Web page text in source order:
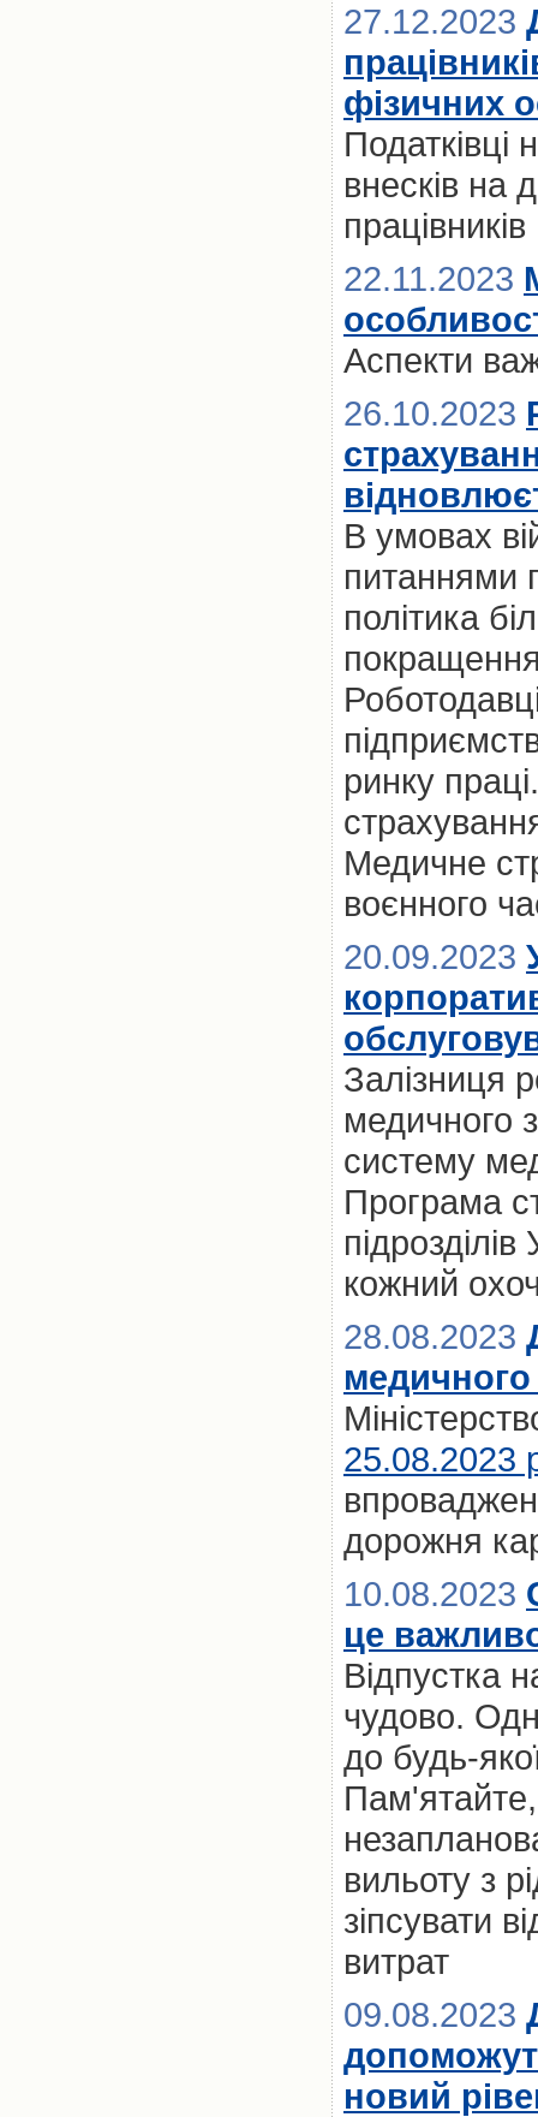
27.12.2023
фізичних
внесків на
працівників
22.11.2023
Аспекти
26.10.2023
В умовах
питаннями
політика
ринку
Медичне
воєнного
20.09.2023
Залізниця
медичного
систему
Програма
кожний
28.08.2023
25.08.2023
дорожня
10.08.2023
це
Відпустка
чудово.
до будь-
вильоту з
зіпсувати
витрат
09.08.2023
новий